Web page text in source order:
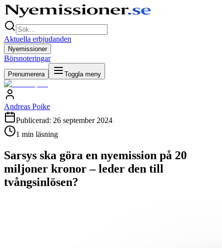
Aktuella erbjudanden
Nyemissioner
Börsnoteringar
Prenumerera Toggla meny
Andreas Poike
Publicerad: 26 september 2024
1 min läsning
Sarsys ska göra en nyemission på 20
miljoner kronor – leder den till
tvångsinlösen?